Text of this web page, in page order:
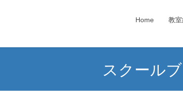
Home 教
スクール